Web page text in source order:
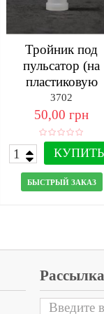
Тройник под
пульсатор (на
пластиковую
крышку)
3702
50,00 грн
КУПИТЬ
БЫСТРЫЙ ЗАКАЗ
Рассылка